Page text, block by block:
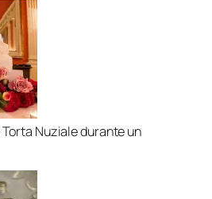
Nuziale durante un